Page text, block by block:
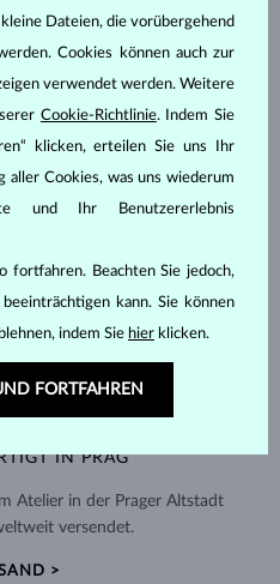
IN PRAG
Atelier in der Prager Altstadt
versendet.
>
Dateien, die vorübergehend
Cookies können auch zur
verwendet werden. Weitere
Cookie-Richtlinie. Indem Sie
klicken, erteilen Sie uns Ihr
aller Cookies, was uns wiederum
und Ihr Benutzererlebnis
fortfahren. Beachten Sie jedoch,
kann. Sie können
indem Sie hier klicken.
FORTFAHREN